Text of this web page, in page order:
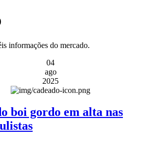
informações do mercado.
04
ago
2025
boi gordo em alta nas